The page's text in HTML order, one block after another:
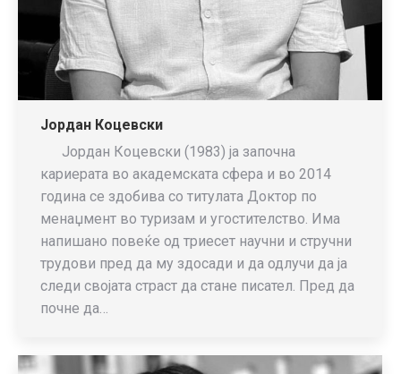
Јордан Коцевски
Јордан Коцевски (1983) ја започна
кариерата во академската сфера и во 2014
година се здобива со титулата Доктор по
менаџмент во туризам и угостителство. Има
напишано повеќе од триесет научни и стручни
трудови пред да му здосади и да одлучи да ја
следи својата страст да стане писател. Пред да
почне да…